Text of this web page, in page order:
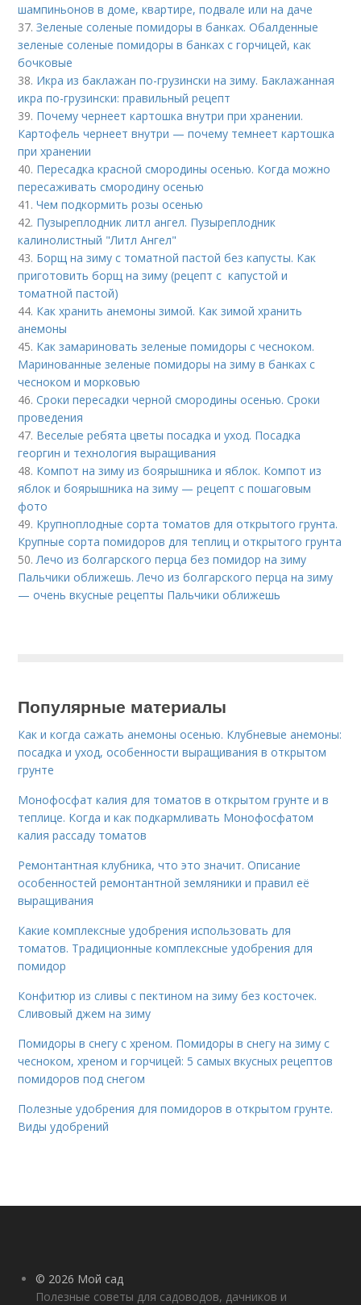
шампиньонов в доме, квартире, подвале или на даче
37.Зеленые соленые помидоры в банках. Обалденные
зеленые соленые помидоры в банках с горчицей, как
бочковые
38. Икра из баклажан по-грузински на зиму. Баклажанная
икра по-грузински: правильный рецепт
39. Почему чернеет картошка внутри при хранении.
Картофель чернеет внутри — почему темнеет картошка
при хранении
40. Пересадка красной смородины осенью. Когда можно
пересаживать смородину осенью
41.Чем подкормить розы осенью
42. Пузыреплодник литл ангел. Пузыреплодник
калинолистный "Литл Ангел"
43. Борщ на зиму с томатной пастой без капусты. Как
приготовить борщ на зиму (рецепт с капустой и
томатной пастой)
44. Как хранить анемоны зимой. Как зимой хранить
анемоны
45. Как замариновать зеленые помидоры с чесноком.
Маринованные зеленые помидоры на зиму в банках с
чесноком и морковью
46.Сроки пересадки черной смородины осенью. Сроки
проведения
47. Веселые ребята цветы посадка и уход. Посадка
георгин и технология выращивания
48. Компот на зиму из боярышника и яблок. Компот из
яблок и боярышника на зиму — рецепт с пошаговым
фото
49. Крупноплодные сорта томатов для открытого грунта.
Крупные сорта помидоров для теплиц и открытого грунта
50.Лечо из болгарского перца без помидор на зиму
Пальчики оближешь. Лечо из болгарского перца на зиму
— очень вкусные рецепты Пальчики оближешь
Популярные материалы
Как и когда сажать анемоны осенью. Клубневые анемоны:
посадка и уход, особенности выращивания в открытом
грунте
Монофосфат калия для томатов в открытом грунте и в
теплице. Когда и как подкармливать Монофосфатом
калия рассаду томатов
Ремонтантная клубника, что это значит. Описание
особенностей ремонтантной земляники и правил её
выращивания
Какие комплексные удобрения использовать для
томатов. Традиционные комплексные удобрения для
помидор
Конфитюр из сливы с пектином на зиму без косточек.
Сливовый джем на зиму
Помидоры в снегу с хреном. Помидоры в снегу на зиму с
чесноком, хреном и горчицей: 5 самых вкусных рецептов
помидоров под снегом
Полезные удобрения для помидоров в открытом грунте.
Виды удобрений
© 2026 Мой сад
Полезные советы для садоводов, дачников и